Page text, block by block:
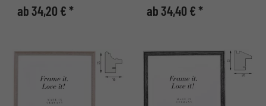
ab 34,20 € * ab 34,40 € *